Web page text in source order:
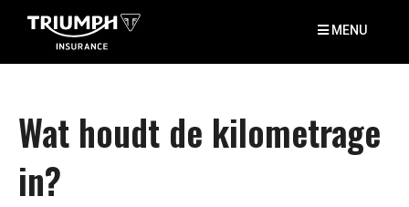
MENU
Wat houdt de kilometrage
in?